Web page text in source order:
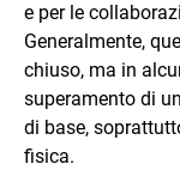
e per le
Generalmente,
chiuso, ma in
superamento di
di base,
fisica.